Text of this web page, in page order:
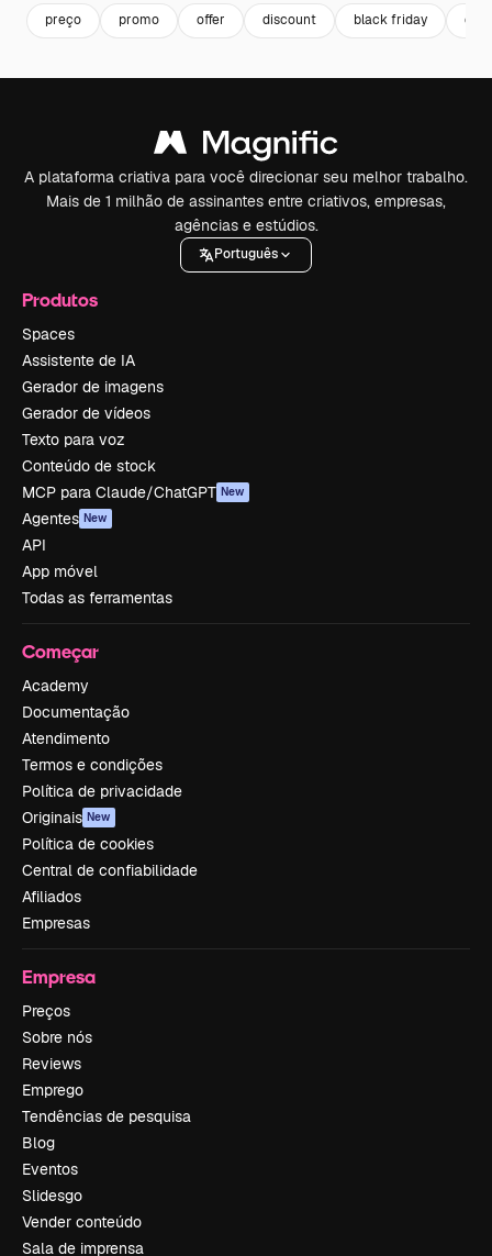
preço promo offer discount black friday
A plataforma criativa para você direcionar seu melhor trabalho.
Mais de 1 milhão de assinantes entre criativos, empresas,
agências e estúdios.
Português
Produtos
Spaces
Assistente de IA
Gerador de imagens
Gerador de vídeos
Texto para voz
Conteúdo de stock
MCP para Claude/ChatGPT New
Agentes New
API
App móvel
Todas as ferramentas
Começar
Academy
Documentação
Atendimento
Termos e condições
Política de privacidade
Originais New
Política de cookies
Central de confiabilidade
Afiliados
Empresas
Empresa
Preços
Sobre nós
Reviews
Emprego
Tendências de pesquisa
Blog
Eventos
Slidesgo
Vender conteúdo
Sala de imprensa